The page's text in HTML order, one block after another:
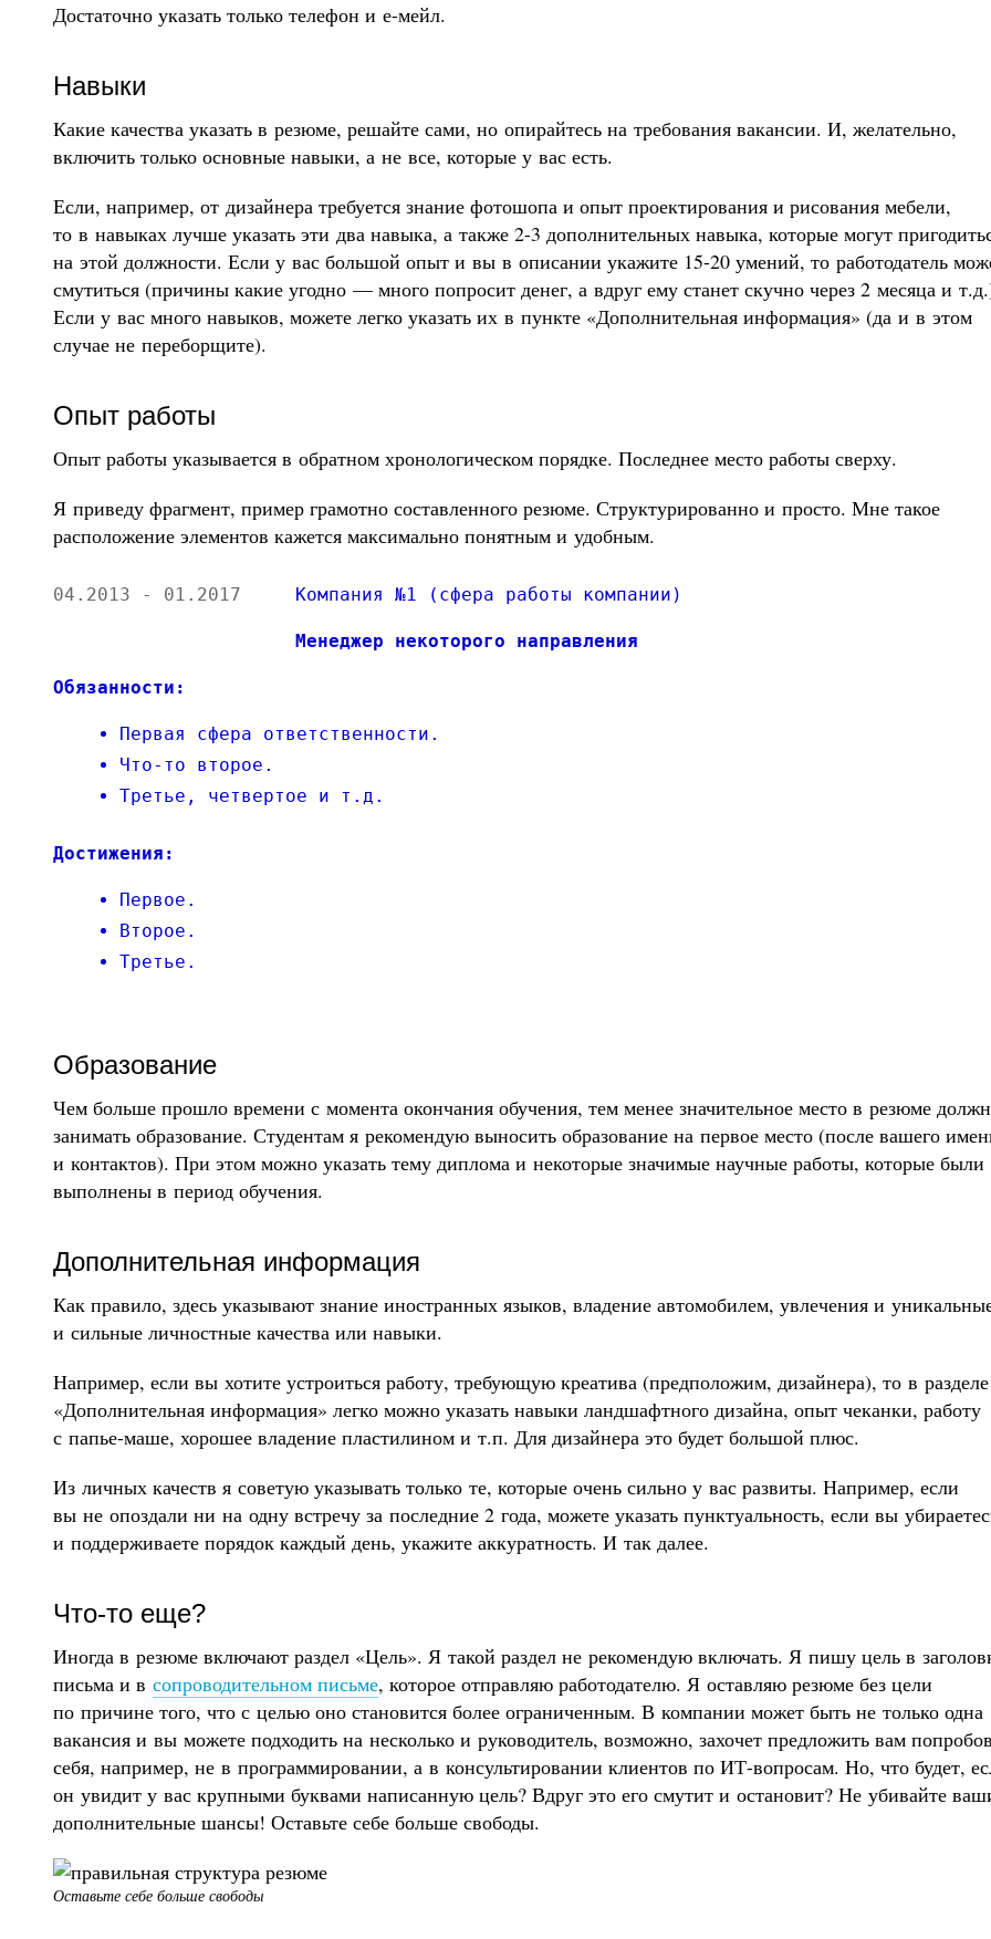
Достаточно указать только телефон и е-мейл.
Навыки
Какие качества указать в резюме, решайте сами, но опирайтесь на требования вакансии. И, желательно,
включить только основные навыки, а не все, которые у вас есть.
Если, например, от дизайнера требуется знание фотошопа и опыт проектирования и рисования мебели,
то в навыках лучше указать эти два навыка, а также 2-3 дополнительных навыка, которые могут
на этой должности. Если у вас большой опыт и вы в описании укажите 15-20 умений, то работодатель
смутиться (причины какие угодно — много попросит денег, а вдруг ему станет скучно через 2 месяца и
Если у вас много навыков, можете легко указать их в пункте «Дополнительная информация» (да и в этом
случае не переборщите).
Опыт работы
Опыт работы указывается в обратном хронологическом порядке. Последнее место работы сверху.
Я приведу фрагмент, пример грамотно составленного резюме. Структурированно и просто. Мне такое
расположение элементов кажется максимально понятным и удобным.
04.2013 - 01.2017 Компания №1 (сфера работы компании)
Менеджер некоторого направления
Обязанности:
Первая сфера ответственности.
Что-то второе.
Третье, четвертое и т.д.
Достижения:
Первое.
Второе.
Третье.
Образование
Чем больше прошло времени с момента окончания обучения, тем менее значительное место в резюме
занимать образование. Студентам я рекомендую выносить образование на первое место (после вашего
и контактов). При этом можно указать тему диплома и некоторые значимые научные работы, которые были
выполнены в период обучения.
Дополнительная информация
Как правило, здесь указывают знание иностранных языков, владение автомобилем, увлечения и
и сильные личностные качества или навыки.
Например, если вы хотите устроиться работу, требующую креатива (предположим, дизайнера), то в разделе
«Дополнительная информация» легко можно указать навыки ландшафтного дизайна, опыт чеканки, работу
с папье-маше, хорошее владение пластилином и т.п. Для дизайнера это будет большой плюс.
Из личных качеств я советую указывать только те, которые очень сильно у вас развиты. Например, если
вы не опоздали ни на одну встречу за последние 2 года, можете указать пунктуальность, если вы
и поддерживаете порядок каждый день, укажите аккуратность. И так далее.
Что-то еще?
Иногда в резюме включают раздел «Цель». Я такой раздел не рекомендую включать. Я пишу цель в
письма и в сопроводительном письме, которое отправляю работодателю. Я оставляю резюме без цели
по причине того, что с целью оно становится более ограниченным. В компании может быть не только одна
вакансия и вы можете подходить на несколько и руководитель, возможно, захочет предложить вам
себя, например, не в программировании, а в консультировании клиентов по ИТ-вопросам. Но, что будет,
он увидит у вас крупными буквами написанную цель? Вдруг это его смутит и остановит? Не убивайте
дополнительные шансы! Оставьте себе больше свободы.
Оставьте себе больше свободы